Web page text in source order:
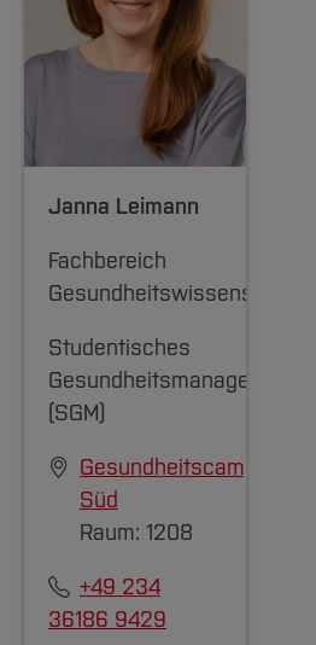
Janna Leimann
Fachbereich
Gesundheitswissenschaften
Studentisches
Gesundheitsmanagement
(SGM)
Gesundheitscampus
Süd
Raum: 1208
+49 234
36186 9429